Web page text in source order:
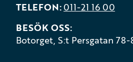
TELEFON 011-21 16 00
BESÖK OSS
Botorget, S:t Persgatan